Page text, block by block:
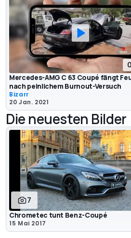
Mercedes-AMG C 63 Coupé fängt
nach peinlichem Burnout-Versuch
Bizarr
20 Jan. 2021
Die neuesten Bilder
7
Chrometec tunt Benz-Coupé
15 Mai 2017